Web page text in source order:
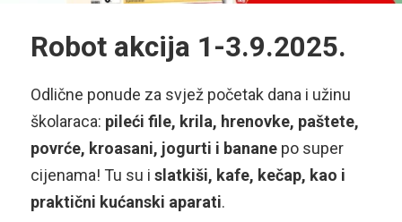
Robot akcija 1-3.9.2025.
Odlične ponude za svjež početak dana i užinu
školaraca: pileći file, krila, hrenovke, paštete,
povrće, kroasani, jogurti i bananepo super
cijenama! Tu su i slatkiši, kafe, kečap, kao i
praktični kućanski aparati.